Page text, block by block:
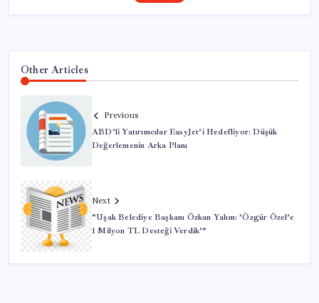
Other Articles
Previous
ABD’li Yatırımcılar EasyJet’i Hedefliyor: Düşük
Değerlemenin Arka Planı
Next
“Uşak Belediye Başkanı Özkan Yalım: ‘Özgür Özel’e
1 Milyon TL Desteği Verdik’”